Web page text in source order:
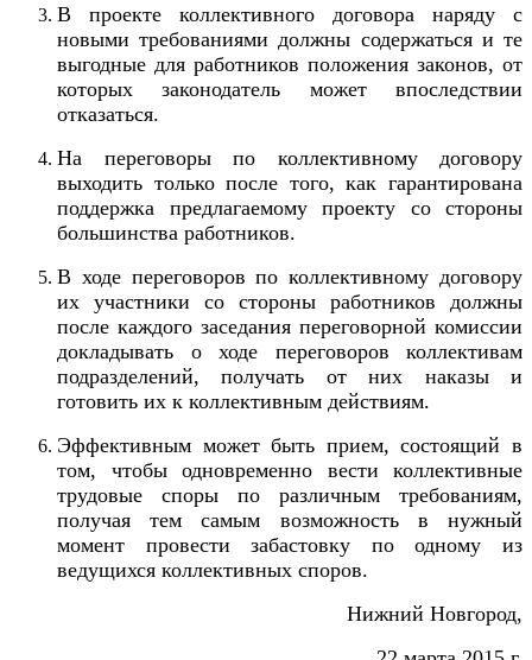
В проекте коллективного договора наряду с
новыми требованиями должны содержаться и те
выгодные для работников положения законов, от
которых законодатель может впоследствии
отказаться.
На переговоры по коллективному договору
выходить только после того, как гарантирована
поддержка предлагаемому проекту со стороны
большинства работников.
В ходе переговоров по коллективному договору
их участники со стороны работников должны
после каждого заседания переговорной комиссии
докладывать о ходе переговоров коллективам
подразделений, получать от них наказы и
готовить их к коллективным действиям.
Эффективным может быть прием, состоящий в
том, чтобы одновременно вести коллективные
трудовые споры по различным требованиям,
получая тем самым возможность в нужный
момент провести забастовку по одному из
ведущихся коллективных споров.
Нижний Новгород,